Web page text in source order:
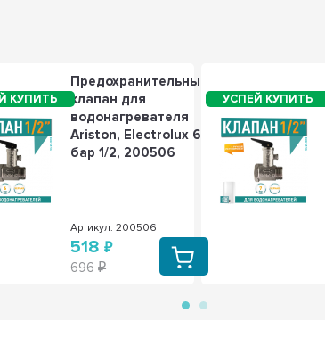
Предохранительный
клапан для
водонагревателя
Ariston, Electrolux 6
бар 1/2, 200506
Артикул: 200506
518
696